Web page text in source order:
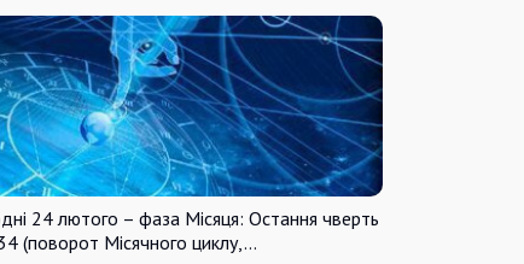
24 лютого – фаза Місяця: Остання чверть
(поворот Місячного циклу,…